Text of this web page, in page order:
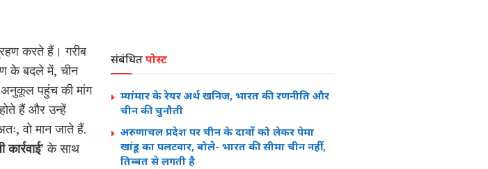
संबंधितपोस्ट
म्यांमार के रेयर अर्थ खनिज, भारत की रणनीति और
चीन की चुनौती
अरुणाचल प्रदेश पर चीन के दावों को लेकर पेमा
खांडू का पलटवार, बोले- भारत की सीमा चीन नहीं,
तिब्बत से लगती है
करते हैं। गरीब
के बदले में, चीन
पहुंच की मांग
हैं और उन्हें
वो मान जाते हैं.
कार्रवाई’ के साथ